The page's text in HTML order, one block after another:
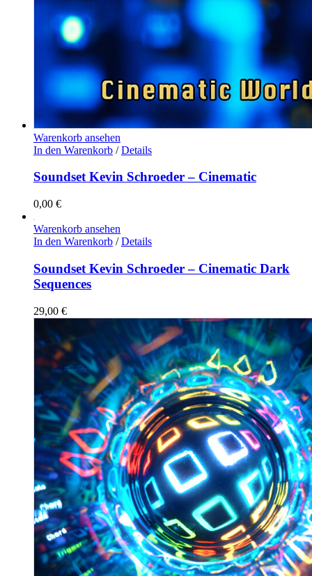
Warenkorb ansehen
In den Warenkorb / Details
Soundset Kevin Schroeder – Cinematic
0,00 €
Warenkorb ansehen
In den Warenkorb / Details
Soundset Kevin Schroeder – Cinematic Dark
Sequences
29,00 €